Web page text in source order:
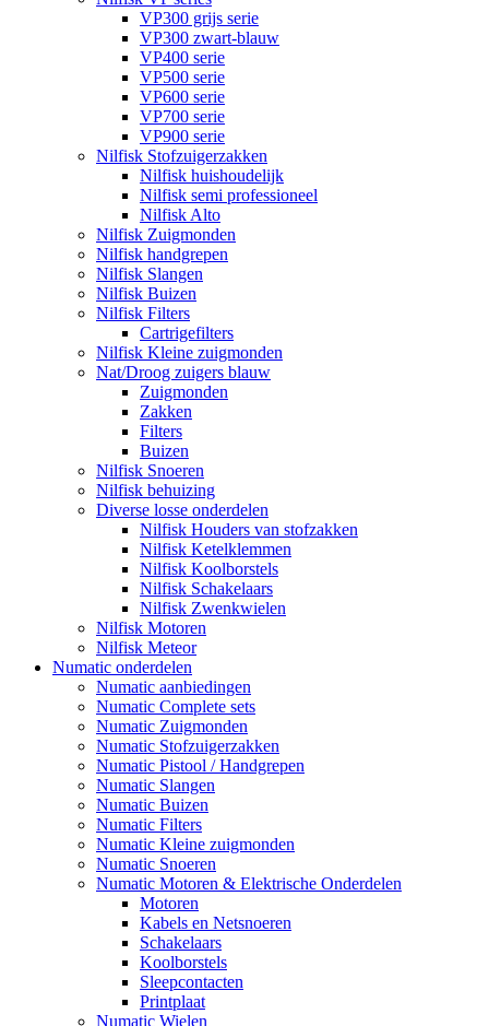
VP300 grijs serie
VP300 zwart-blauw
VP400 serie
VP500 serie
VP600 serie
VP700 serie
VP900 serie
Nilfisk Stofzuigerzakken
Nilfisk huishoudelijk
Nilfisk semi professioneel
Nilfisk Alto
Nilfisk Zuigmonden
Nilfisk handgrepen
Nilfisk Slangen
Nilfisk Buizen
Nilfisk Filters
​Cartrigefilters
Nilfisk Kleine zuigmonden
Nat/Droog zuigers blauw
Zuigmonden
Zakken
Filters
Buizen
Nilfisk Snoeren
Nilfisk behuizing
Diverse losse onderdelen
Nilfisk Houders van stofzakken
Nilfisk Ketelklemmen
Nilfisk Koolborstels
Nilfisk Schakelaars
Nilfisk Zwenkwielen
Nilfisk Motoren
Nilfisk Meteor
Numatic onderdelen
Numatic aanbiedingen
Numatic Complete sets
Numatic Zuigmonden
Numatic Stofzuigerzakken
Numatic Pistool / Handgrepen
Numatic Slangen
Numatic Buizen
Numatic Filters
Numatic Kleine zuigmonden
Numatic Snoeren
Numatic Motoren & Elektrische Onderdelen
Motoren
Kabels en Netsnoeren
Schakelaars
Koolborstels
Sleepcontacten
Printplaat
Numatic Wielen